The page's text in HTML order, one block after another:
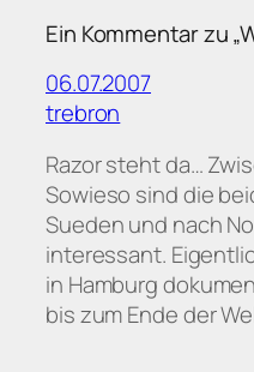
Ein Kommentar zu
06.07.2007
trebron
Razor steht da…
Sowieso sind die
Sueden und nach
interessant.
in Hamburg
bis zum Ende der